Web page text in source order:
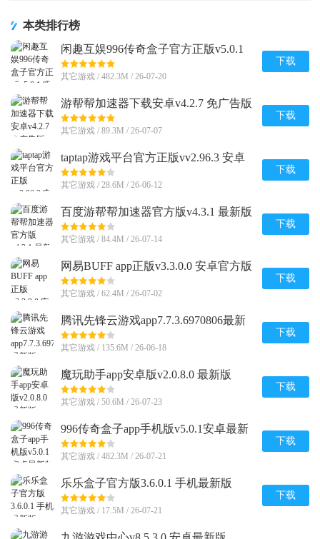
本类排行榜
闲趣互娱996传奇盒子官方正版v5.0.1
赚钱版
其它游戏 / 482.3M / 26-07-20
下载
游帮帮加速器下载安卓v4.2.7 免广告版
其它游戏 / 89.3M / 26-07-07
下载
taptap游戏平台官方正版vv2.96.3 安卓
最新版
其它游戏 / 28.6M / 26-06-12
下载
百度游帮帮加速器官方版v4.3.1 最新版
其它游戏 / 84.4M / 26-07-14
下载
网易BUFF app正版v3.3.0.0 安卓官方版
其它游戏 / 62.4M / 26-07-02
下载
腾讯先锋云游戏app7.7.3.6970806最新
版
其它游戏 / 135.6M / 26-06-18
下载
魔玩助手app安卓版v2.0.8.0 最新版
其它游戏 / 50.6M / 26-07-23
下载
996传奇盒子app手机版v5.0.1安卓最新
版
其它游戏 / 482.3M / 26-07-21
下载
乐乐盒子官方版3.6.0.1 手机最新版
其它游戏 / 17.5M / 26-07-21
下载